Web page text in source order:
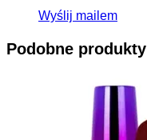
Wyślij mailem
Podobne produkty